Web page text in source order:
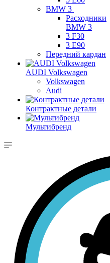
BMW 3
Расходники
BMW 3
3 F30
3 E90
Передний кардан
AUDI Volkswagen
Volkswagen
Audi
Контрактные детали
Мультибренд